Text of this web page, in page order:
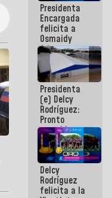
Presidenta
Encargada
felicita a
Osmaidy
Arias y
Giraly
Marcano por
hacer
historia en
los
Centroamericanos
Presidenta
(e) Delcy
Rodríguez:
Pronto
restableceremos
las
operaciones
en el
Aeropuerto
Internacional
de
Delcy
Rodríguez
felicita a la